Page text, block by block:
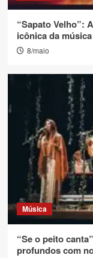
“Sapato Velho”:
icônica da
8/maio
Música
“Se o peito
profundos com